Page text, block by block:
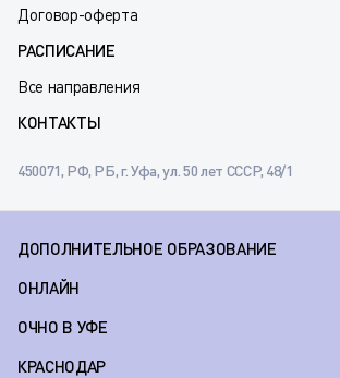
Договор-оферта
РАСПИСАНИЕ
Все направления
КОНТАКТЫ
450071, РФ, РБ, г. Уфа, ул. 50 лет СССР, 48/1
ДОПОЛНИТЕЛЬНОЕ ОБРАЗОВАНИЕ
ОНЛАЙН
ОЧНО В УФЕ
КРАСНОДАР